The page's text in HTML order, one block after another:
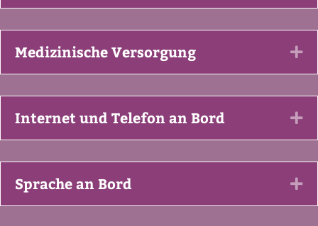
Medizinische Versorgung
Internet und Telefon an Bord
Sprache an Bord